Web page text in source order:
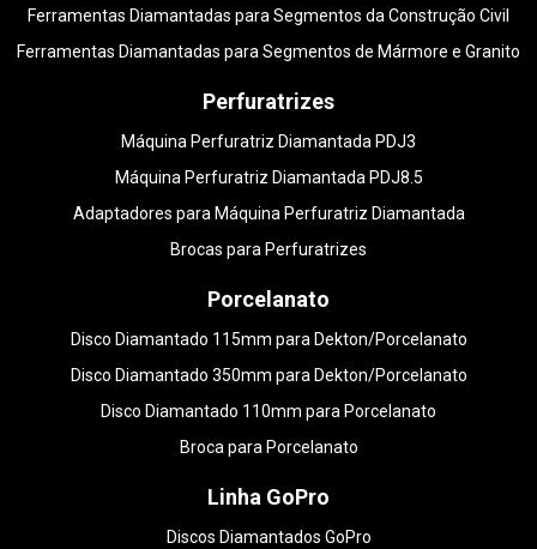
Ferramentas Diamantadas para Segmentos da Construção Civil
Ferramentas Diamantadas para Segmentos de Mármore e Granito
Perfuratrizes
Máquina Perfuratriz Diamantada PDJ3
Máquina Perfuratriz Diamantada PDJ8.5
Adaptadores para Máquina Perfuratriz Diamantada
Brocas para Perfuratrizes
Porcelanato
Disco Diamantado 115mm para Dekton/Porcelanato
Disco Diamantado 350mm para Dekton/Porcelanato
Disco Diamantado 110mm para Porcelanato
Broca para Porcelanato
Linha GoPro
Discos Diamantados GoPro